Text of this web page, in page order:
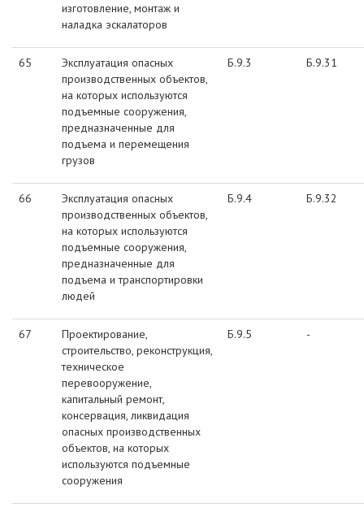
изготовление, монтаж и
наладка эскалаторов
65
Эксплуатация опасных
производственных объектов,
на которых используются
подъемные сооружения,
предназначенные для
подъема и перемещения
грузов
Б.9.3 Б.9.31
66
Эксплуатация опасных
производственных объектов,
на которых используются
подъемные сооружения,
предназначенные для
подъема и транспортировки
людей
Б.9.4 Б.9.32
67
Проектирование,
строительство, реконструкция,
техническое
перевооружение,
капитальный ремонт,
консервация, ликвидация
опасных производственных
объектов, на которых
используются подъемные
сооружения
Б.9.5 -